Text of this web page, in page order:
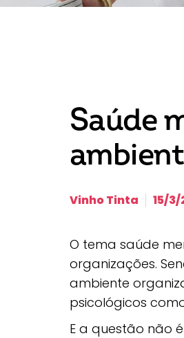
Saúde
Vinho Tinta 15/
O tema saúde
organizações.
ambiente
psicológicos
E a questão não